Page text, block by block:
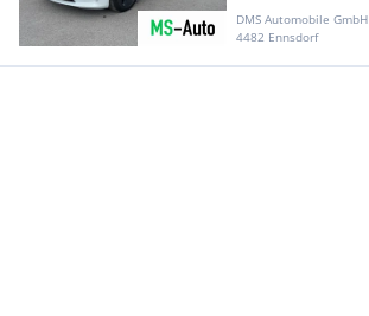
DMS Automobile GmbH
4482 Ennsdorf